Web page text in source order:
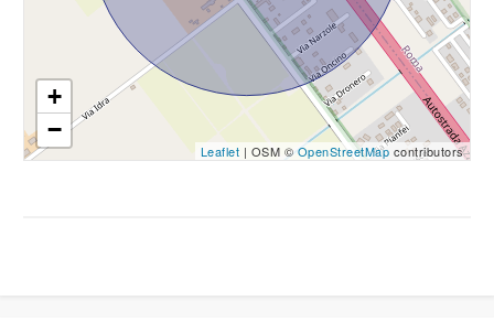
+
−
Leaflet | OSM © OpenStreetMap contributors
Posto auto/Box